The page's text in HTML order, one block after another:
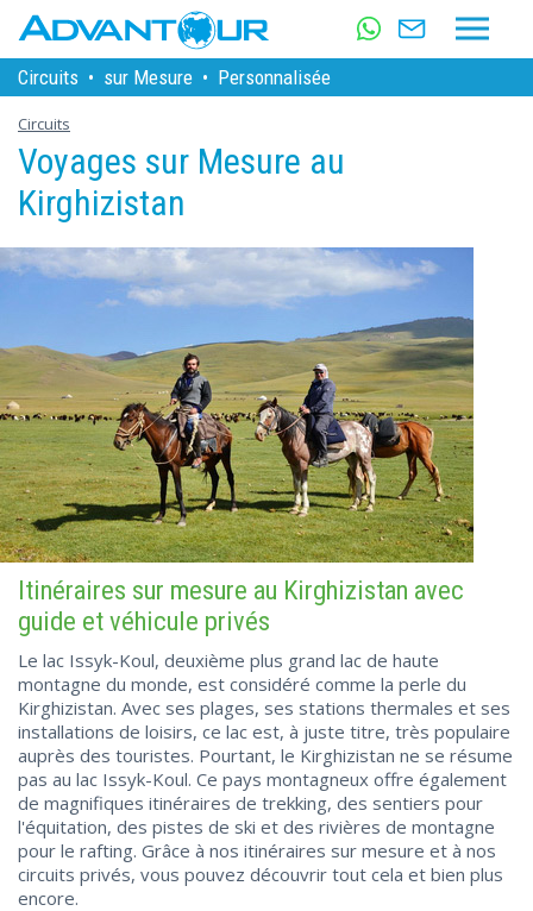
Circuits • sur Mesure • Personnalisée
Circuits
Voyages sur Mesure au
Kirghizistan
Itinéraires sur mesure au Kirghizistan avec
guide et véhicule privés
Le lac Issyk-Koul, deuxième plus grand lac de haute
montagne du monde, est considéré comme la perle du
Kirghizistan. Avec ses plages, ses stations thermales et ses
installations de loisirs, ce lac est, à juste titre, très populaire
auprès des touristes. Pourtant, le Kirghizistan ne se résume
pas au lac Issyk-Koul. Ce pays montagneux offre également
de magnifiques itinéraires de trekking, des sentiers pour
l'équitation, des pistes de ski et des rivières de montagne
pour le rafting. Grâce à nos itinéraires sur mesure et à nos
circuits privés, vous pouvez découvrir tout cela et bien plus
encore.